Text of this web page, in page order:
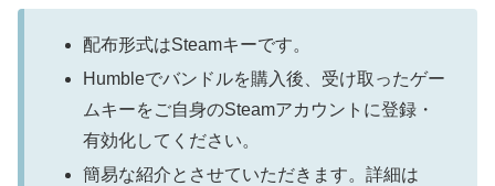
配布形式はSteamキーです。
Humbleでバンドルを購入後、受け取ったゲー
ムキーをご自身のSteamアカウントに登録・
有効化してください。
簡易な紹介とさせていただきます。詳細は